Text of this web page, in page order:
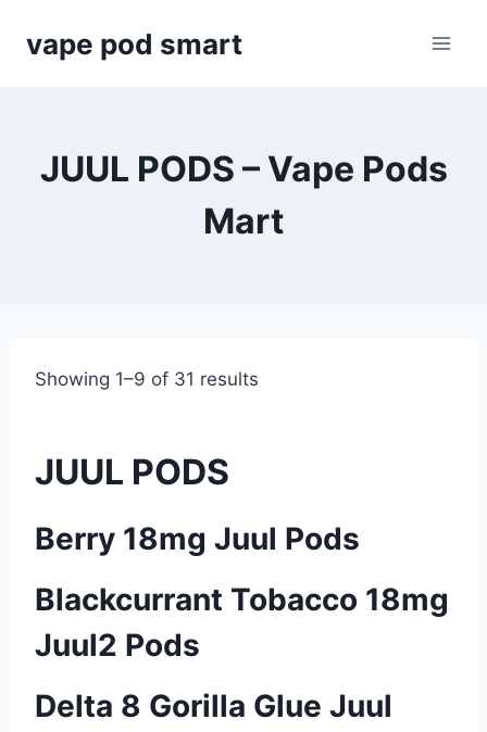
vape pod smart
JUUL PODS – Vape Pods
Mart
Showing 1–9 of 31 results
JUUL PODS
Berry 18mg Juul Pods
Blackcurrant Tobacco 18mg
Juul2 Pods
Delta 8 Gorilla Glue Juul